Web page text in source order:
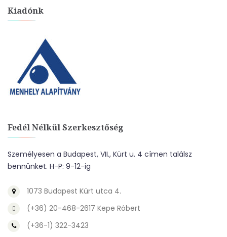
Kiadónk
Fedél Nélkül Szerkesztőség
Személyesen a Budapest, VII., Kürt u. 4 címen találsz
bennünket. H-P: 9-12-ig
1073 Budapest Kürt utca 4.
(+36) 20-468-2617 Kepe Róbert
(+36-1) 322-3423